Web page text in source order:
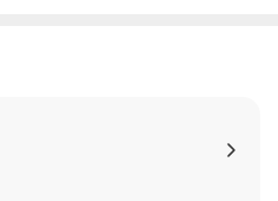
비종파-쿠르베, 판탱라투르, 코로,
들-마네, 드가
-부댕, 모네
-르누아르, 카유보트, 모리조, 커샛